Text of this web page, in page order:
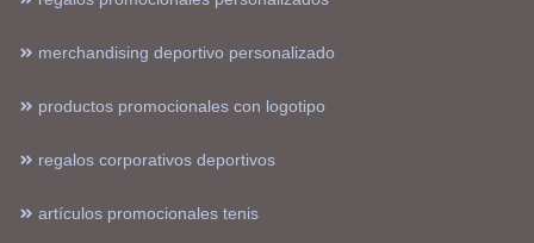
merchandising deportivo personalizado
productos promocionales con logotipo
regalos corporativos deportivos
artículos promocionales tenis